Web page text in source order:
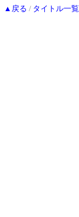
▲戻る / タイトル一覧